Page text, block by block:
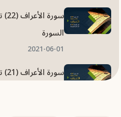
السورة
2021-06-01